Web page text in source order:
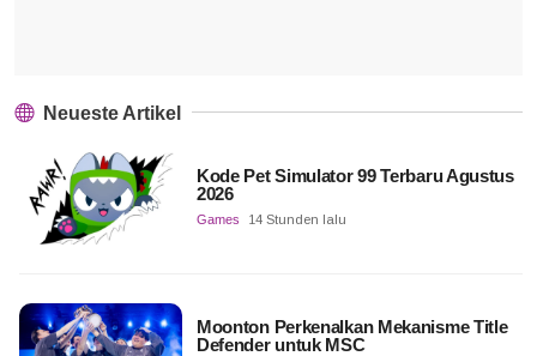
Neueste Artikel
Kode Pet Simulator 99 Terbaru Agustus
2026
Games 14 Stunden lalu
Moonton Perkenalkan Mekanisme Title
Defender untuk MSC